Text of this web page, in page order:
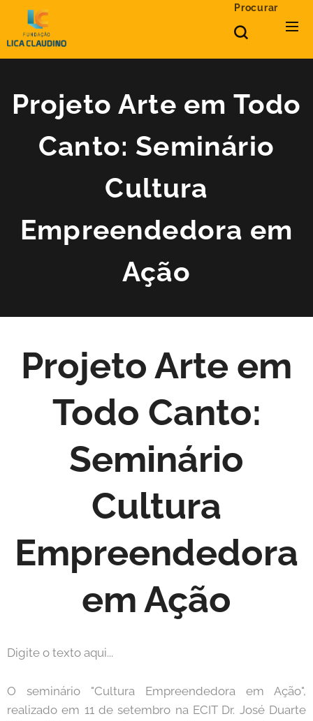
Procurar
Projeto Arte em Todo
Canto: Seminário
Cultura
Empreendedora em
Ação
Projeto Arte em
Todo Canto:
Seminário
Cultura
Empreendedora
em Ação
Digite o texto aqui...
O seminário "Cultura Empreendedora em Ação",
realizado em 11 de setembro na ECIT Dr. José Duarte